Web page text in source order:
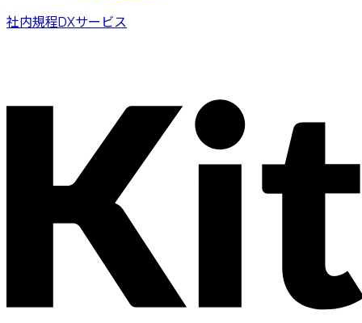
社内規程DXサービス